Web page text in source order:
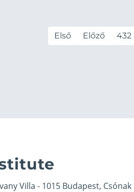
Első Előző 432
Villa - 1015 Budapest, Csónak